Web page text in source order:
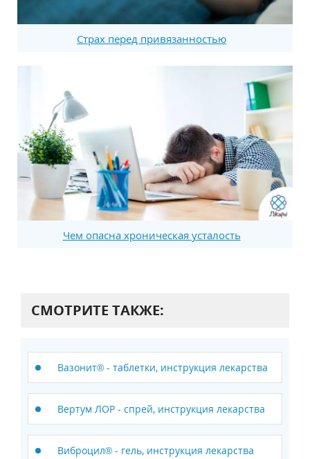
Страх перед привязанностью
Чем опасна хроническая усталость
СМОТРИТЕ ТАКЖЕ:
Вазонит® - таблетки, инструкция лекарства
Вертум ЛОР - спрей, инструкция лекарства
Виброцил® - гель, инструкция лекарства